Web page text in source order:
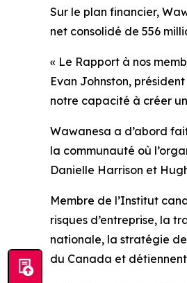
Sur le plan financier,
net consolidé de 556
« Le Rapport à nos
Evan Johnston,
notre capacité à créer
Wawanesa a d’abord
la communauté où
Danielle Harrison et
Membre de l’Institut
risques d’entreprise, la
nationale, la stratégie
du Canada et